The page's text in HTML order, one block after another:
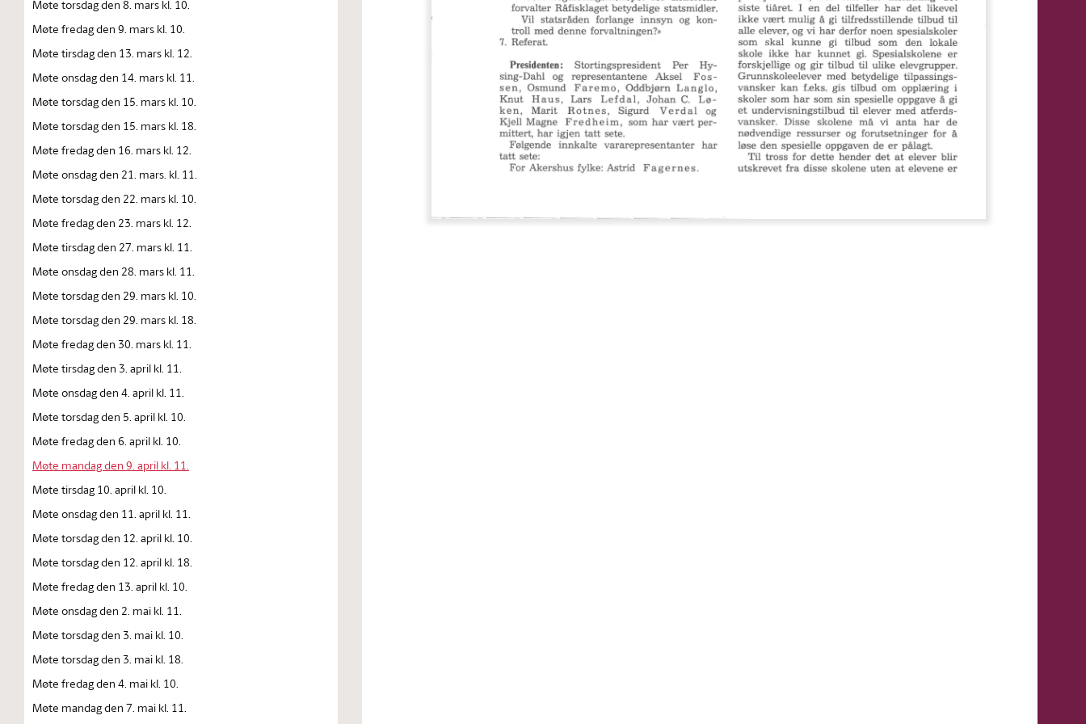
Møte torsdag den 8. mars kl. 10.
Møte fredag den 9. mars kl. 10.
Møte tirsdag den 13. mars kl. 12.
Møte onsdag den 14. mars kl. 11.
Møte torsdag den 15. mars kl. 10.
Møte torsdag den 15. mars kl. 18.
Møte fredag den 16. mars kl. 12.
Møte onsdag den 21. mars. kl. 11.
Møte torsdag den 22. mars kl. 10.
Møte fredag den 23. mars kl. 12.
Møte tirsdag den 27. mars kl. 11.
Møte onsdag den 28. mars kl. 11.
Møte torsdag den 29. mars kl. 10.
Møte torsdag den 29. mars kl. 18.
Møte fredag den 30. mars kl. 11.
Møte tirsdag den 3. april kl. 11.
Møte onsdag den 4. april kl. 11.
Møte torsdag den 5. april kl. 10.
Møte fredag den 6. april kl. 10.
Møte mandag den 9. april kl. 11.
Møte tirsdag 10. april kl. 10.
Møte onsdag den 11. april kl. 11.
Møte torsdag den 12. april kl. 10.
Møte torsdag den 12. april kl. 18.
Møte fredag den 13. april kl. 10.
Møte onsdag den 2. mai kl. 11.
Møte torsdag den 3. mai kl. 10.
Møte torsdag den 3. mai kl. 18.
Møte fredag den 4. mai kl. 10.
Møte mandag den 7. mai kl. 11.